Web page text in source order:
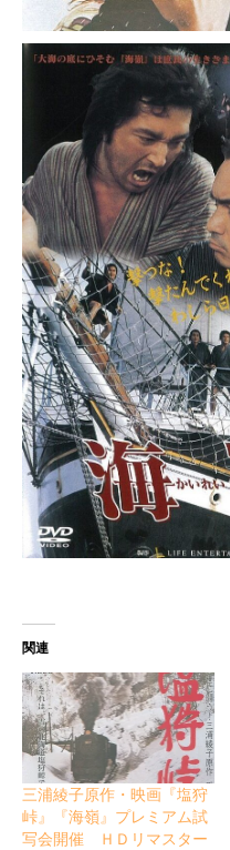
関連
三浦綾子原作・映画『塩狩
峠』『海嶺』プレミアム試
写会開催 ＨＤリマスター